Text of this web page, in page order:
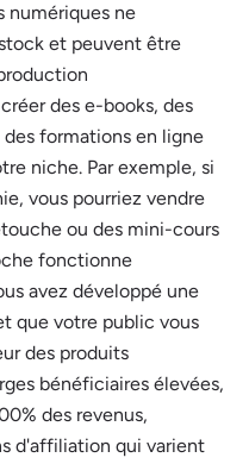
numériques ne
et peuvent être
des e-books, des
formations en ligne
niche. Par exemple, si
vous pourriez vendre
ou des mini-cours
fonctionne
avez développé une
que votre public vous
des produits
bénéficiaires élevées,
des revenus,
d'affiliation qui varient